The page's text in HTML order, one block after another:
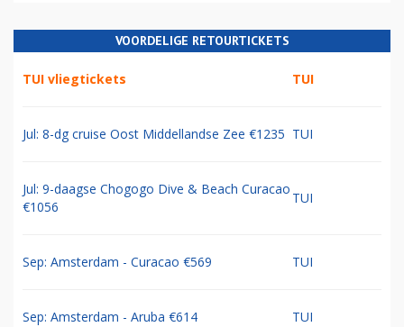
VOORDELIGE RETOURTICKETS
TUI vliegtickets TUI
Jul: 8-dg cruise Oost Middellandse Zee €1235 TUI
Jul: 9-daagse Chogogo Dive & Beach Curacao
€1056
TUI
Sep: Amsterdam - Curacao €569 TUI
Sep: Amsterdam - Aruba €614 TUI